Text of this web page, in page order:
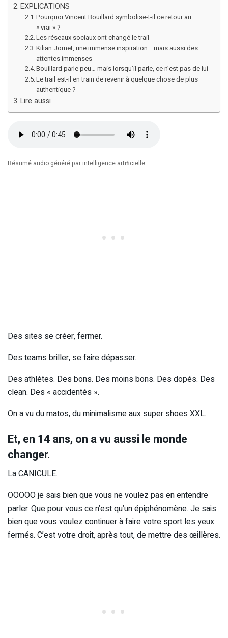
EXPLICATIONS
Pourquoi Vincent Bouillard symbolise-t-il ce retour au
« vrai » ?
Les réseaux sociaux ont changé le trail
Kilian Jornet, une immense inspiration… mais aussi des
attentes immenses
Bouillard parle peu… mais lorsqu’il parle, ce n’est pas de lui
Le trail est-il en train de revenir à quelque chose de plus
authentique ?
Lire aussi
Résumé audio généré par intelligence artificielle.
Des sites se créer, fermer.
Des teams briller, se faire dépasser.
Des athlètes. Des bons. Des moins bons. Des dopés. Des
clean. Des « accidentés ».
On a vu du matos, du minimalisme aux super shoes XXL.
Et, en 14 ans, on a vu aussi le monde
changer.
La CANICULE.
OOOOO je sais bien que vous ne voulez pas en entendre
parler. Que pour vous ce n’est qu’un épiphénomène. Je sais
bien que vous voulez continuer à faire votre sport les yeux
fermés. C’est votre droit, après tout, de mettre des œillères.